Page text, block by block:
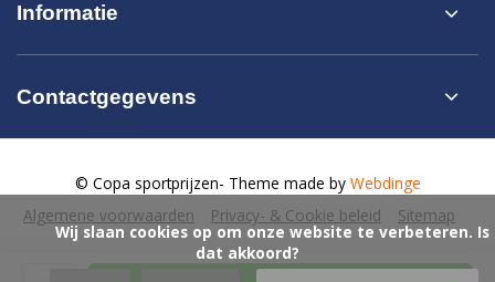
Informatie
Contactgegevens
Algemene voorwaarden Privacy- & Cookie beleid Sitemap
© Copa sportprijzen- Theme made by Webdinge
            Wij slaan cookies op om onze website te verbeteren. Is
dat akkoord?